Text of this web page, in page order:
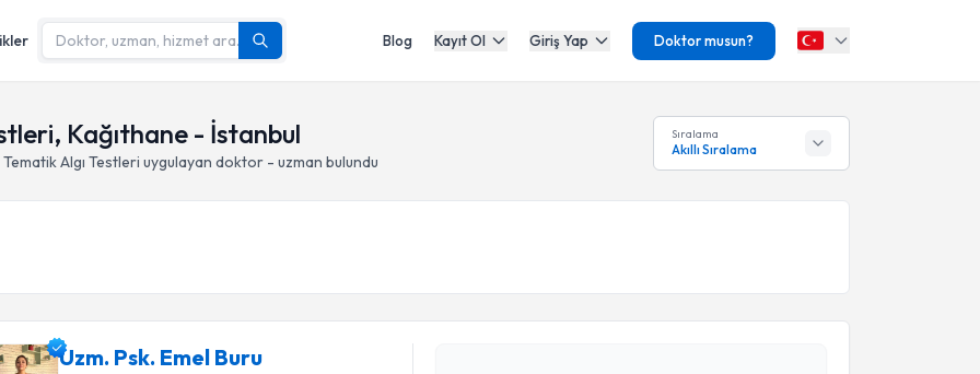
Blog Kayıt Ol Giriş Yap Doktor musun?
Kağıthane - İstanbul
Algı Testleri uygulayan doktor - uzman bulundu
Sıralama
Akıllı Sıralama
Uzm. Psk. Emel Buru Uzm. Psk. Emel Buru